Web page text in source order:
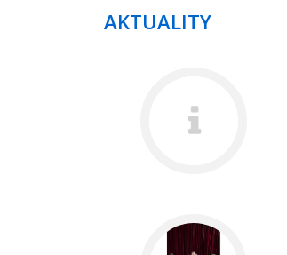
AKTUALITY